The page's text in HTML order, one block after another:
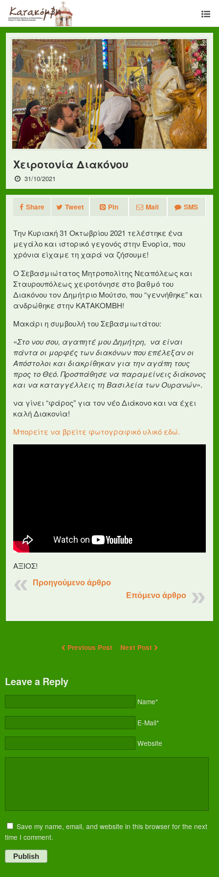
Χειροτονία Διακόνου
31/10/2021
Share Tweet Pin Mail SMS
Την Κυριακή 31 Οκτωβρίου 2021 τελέστηκε ένα
μεγάλο και ιστορικό γεγονός στην Ενορία, που
χρόνια είχαμε τη χαρά να ζήσουμε!
Ο Σεβασμιώτατος Μητροπολίτης Νεαπόλεως και
Σταυρουπόλεως χειροτόνησε στο βαθμό του
Διακόνου τον Δημήτριο Μούτσο, που “γεννήθηκε” και
ανδρώθηκε στην ΚΑΤΑΚΟΜΒΗ!
Μακάρι η συμβουλή του Σεβασμιωτάτου:
«Στο νου σου, αγαπητέ μου Δημήτρη, να είναι
πάντα οι μορφές των διακόνων που επέλεξαν οι
Απόστολοι και διακρίθηκαν για την αγάπη τους
προς το Θεό. Προσπάθησε να παραμείνεις διάκονος
και να καταγγέλλεις τη Βασιλεία των Ουρανών».
να γίνει “φάρος” για τον νέο Διάκονο και να έχει
καλή Διακονία!
Μπορείτε να βρείτε φωτογραφικό υλικό εδώ.
ΑΞΙΟΣ!
Προηγούμενο άρθρο
Επόμενο άρθρο
Previous Post Next Post
Leave a Reply
Name*
E-Mail*
Website
Save my name, email, and website in this browser for the next
time I comment.
Publish